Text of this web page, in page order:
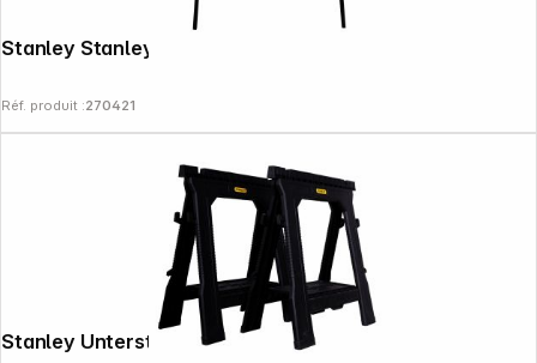
Réf. produit :270421
Stanley Unterstellbock Stanley Paar
Copyright © 2000 - 2026 DIFOX. All rights reserved.